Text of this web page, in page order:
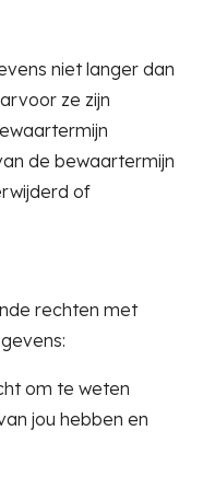
niet langer dan
ze zijn
de bewaartermijn
of
rechten met
om te weten
jou hebben en